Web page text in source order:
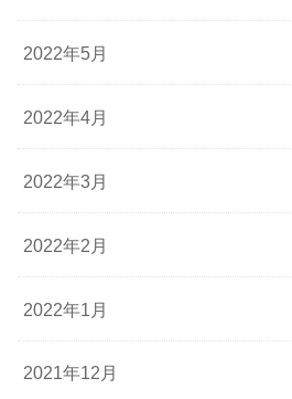
2022年5月
2022年4月
2022年3月
2022年2月
2022年1月
2021年12月